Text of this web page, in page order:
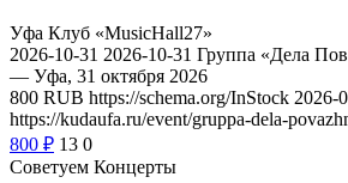
Уфа Клуб «MusicHall27»
2026-10-31 2026-10-31 Группа «Дела
— Уфа, 31 октября 2026
800 RUB https://schema.org/InStock 2026-
https://kudaufa.ru/event/gruppa-dela-
800 ₽ 13 0
Советуем Концерты